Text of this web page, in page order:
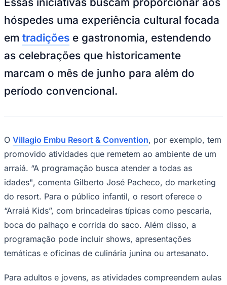
NBA
Fórmula 1
Tênis (ATP)
MLB
NHL
Vôlei
NBB
Paulistão
Copa do Brasil
Libertadores
Sul-Americana
Copa América
Champions League
Premier League
La Liga
Bundesliga
Mundial 2026
Times - Ir direto
hóspedes uma experiência cultural focada
em tradições e gastronomia, estendendo
as celebrações que historicamente
marcam o mês de junho para além do
período convencional.
O Villagio Embu Resort & Convention, por exemplo, tem
promovido atividades que remetem ao ambiente de um
arraiá. “A programação busca atender a todas as
idades", comenta Gilberto José Pacheco, do marketing
do resort. Para o público infantil, o resort oferece o
“Arraiá Kids”, com brincadeiras típicas como pescaria,
boca do palhaço e corrida do saco. Além disso, a
programação pode incluir shows, apresentações
temáticas e oficinas de culinária junina ou artesanato.
Para adultos e jovens, as atividades compreendem aulas